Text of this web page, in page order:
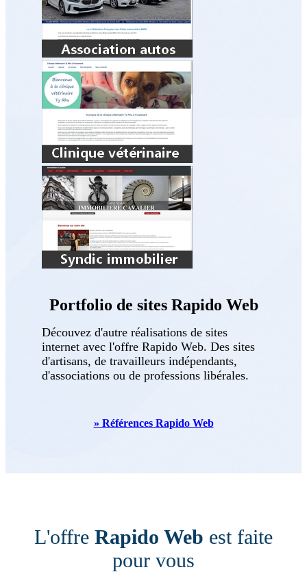
Portfolio de sites Rapido Web
Découvez d'autre réalisations de sites
internet avec l'offre Rapido Web. Des sites
d'artisans, de travailleurs indépendants,
d'associations ou de professions libérales.
» Références Rapido Web
L'offre Rapido Web est faite
pour vous